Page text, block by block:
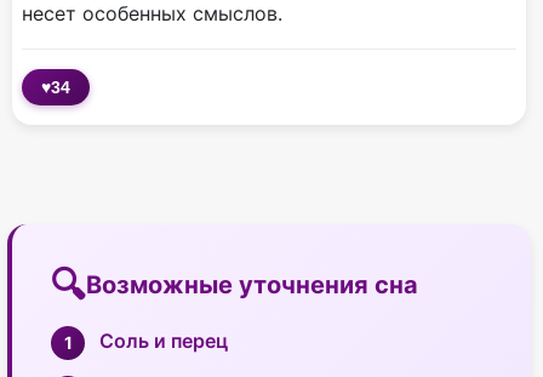
несет особенных смыслов.
♥34
Возможные уточнения сна
Соль и перец